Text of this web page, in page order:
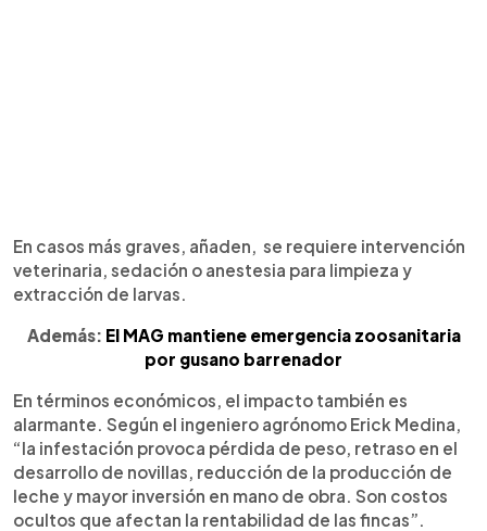
En casos más graves, añaden, se requiere intervención
veterinaria, sedación o anestesia para limpieza y
extracción de larvas.
Además: El MAG mantiene emergencia zoosanitaria
por gusano barrenador
En términos económicos, el impacto también es
alarmante. Según el ingeniero agrónomo Erick Medina,
“la infestación provoca pérdida de peso, retraso en el
desarrollo de novillas, reducción de la producción de
leche y mayor inversión en mano de obra. Son costos
ocultos que afectan la rentabilidad de las fincas”.